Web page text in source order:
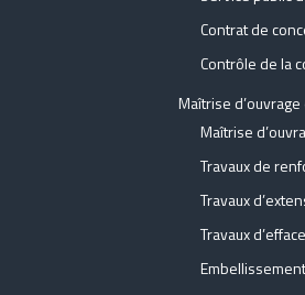
Contrat de
Contrôle de la
Maîtrise
Maîtrise
Travaux de
Travaux
Travaux